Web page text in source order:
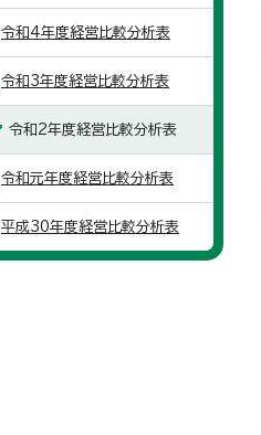
令和4年度経営比較分析表
令和3年度経営比較分析表
令和2年度経営比較分析表
令和元年度経営比較分析表
平成30年度経営比較分析表